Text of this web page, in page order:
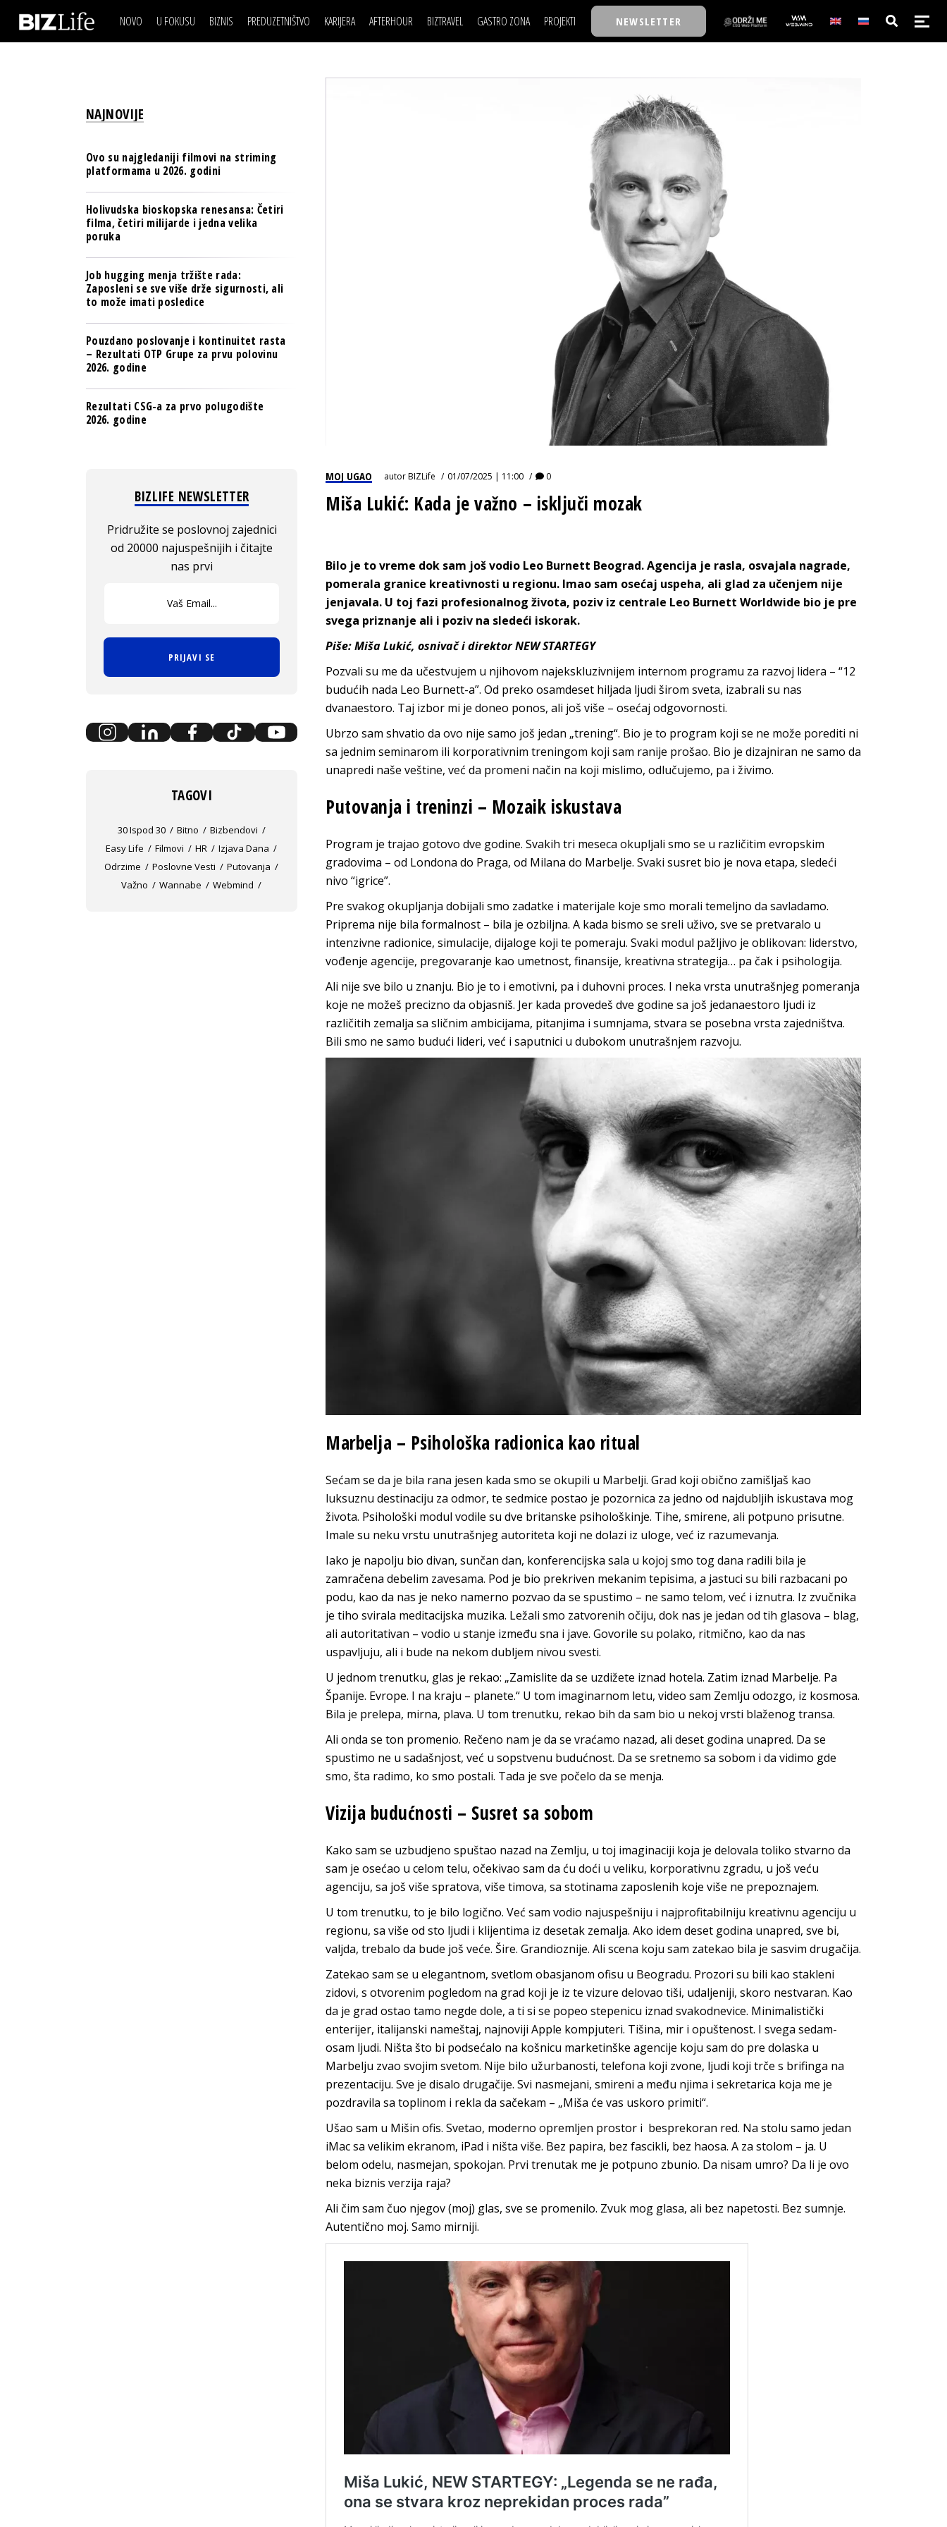
NOVO U FOKUSU BIZNIS
OSIGURANJE
TECH I AI
PULS REGIONA
NOVO NA RAFU
PREDUZETNIŠTVO KARIJERA AFTERHOUR BIZTRAVEL GASTRO ZONA PROJEKTI
30 ISPOD 30
BACK TO OFFICE/SCHOOL
BIZBENDOVI
BIZKOLEGIJUM
BMW BIZNIS LIGA
BIZLIFE WEEK
IZJAVA GODINE
NEWSLETTER
IZJAVA DANABIZNIS SCENA
BREND I KOMUNIKACIJE
OSIGURANJE
BIZNIS & SPORT
PULS REGIONA
POSAO
MOJ UGAO
FILM I SCENA
AUTO SVET
NAJKOLEGA
30 ISPOD 30
BACK TO OFFICE/SCHOOL
BIZBENDOVI
BIZKOLEGIJUM
BMW BIZNIS LIGA
BIZLIFE WEEK
IZJAVA GODINE
MOJ UGAO autorBIZLife 01/07/2025 | 11:00 0
Miša Lukić: Kada je važno – isključi mozak
Bilo je to vreme dok sam još vodio Leo Burnett Beograd. Agencija je rasla, osvajala nagrade,
pomerala granice kreativnosti u regionu. Imao sam osećaj uspeha, ali glad za učenjem nije
jenjavala. U toj fazi profesionalnog života, poziv iz centrale Leo Burnett Worldwide bio je pre
svega priznanje ali i poziv na sledeći iskorak.
Piše: Miša Lukić, osnivač i direktor NEW STARTEGY
Pozvali su me da učestvujem u njihovom najekskluzivnijem internom programu za razvoj lidera – “12
budućih nada Leo Burnett-a”. Od preko osamdeset hiljada ljudi širom sveta, izabrali su nas
dvanaestoro. Taj izbor mi je doneo ponos, ali još više – osećaj odgovornosti.
Ubrzo sam shvatio da ovo nije samo još jedan „trening“. Bio je to program koji se ne može porediti ni
sa jednim seminarom ili korporativnim treningom koji sam ranije prošao. Bio je dizajniran ne samo da
unapredi naše veštine, već da promeni način na koji mislimo, odlučujemo, pa i živimo.
Putovanja i treninzi – Mozaik iskustava
Program je trajao gotovo dve godine. Svakih tri meseca okupljali smo se u različitim evropskim
gradovima – od Londona do Praga, od Milana do Marbelje. Svaki susret bio je nova etapa, sledeći
nivo “igrice”.
Pre svakog okupljanja dobijali smo zadatke i materijale koje smo morali temeljno da savladamo.
Priprema nije bila formalnost – bila je ozbiljna. A kada bismo se sreli uživo, sve se pretvaralo u
intenzivne radionice, simulacije, dijaloge koji te pomeraju. Svaki modul pažljivo je oblikovan: liderstvo,
vođenje agencije, pregovaranje kao umetnost, finansije, kreativna strategija… pa čak i psihologija.
Ali nije sve bilo u znanju. Bio je to i emotivni, pa i duhovni proces. I neka vrsta unutrašnjeg pomeranja
koje ne možeš precizno da objasniš. Jer kada provedeš dve godine sa još jedanaestoro ljudi iz
različitih zemalja sa sličnim ambicijama, pitanjima i sumnjama, stvara se posebna vrsta zajedništva.
Bili smo ne samo budući lideri, već i saputnici u dubokom unutrašnjem razvoju.
Marbelja – Psihološka radionica kao ritual
Sećam se da je bila rana jesen kada smo se okupili u Marbelji. Grad koji obično zamišljaš kao
luksuznu destinaciju za odmor, te sedmice postao je pozornica za jedno od najdubljih iskustava mog
života. Psihološki modul vodile su dve britanske psihološkinje. Tihe, smirene, ali potpuno prisutne.
Imale su neku vrstu unutrašnjeg autoriteta koji ne dolazi iz uloge, već iz razumevanja.
Iako je napolju bio divan, sunčan dan, konferencijska sala u kojoj smo tog dana radili bila je
zamračena debelim zavesama. Pod je bio prekriven mekanim tepisima, a jastuci su bili razbacani po
podu, kao da nas je neko namerno pozvao da se spustimo – ne samo telom, već i iznutra. Iz zvučnika
je tiho svirala meditacijska muzika. Ležali smo zatvorenih očiju, dok nas je jedan od tih glasova – blag,
ali autoritativan – vodio u stanje između sna i jave. Govorile su polako, ritmično, kao da nas
uspavljuju, ali i bude na nekom dubljem nivou svesti.
U jednom trenutku, glas je rekao: „Zamislite da se uzdižete iznad hotela. Zatim iznad Marbelje. Pa
Španije. Evrope. I na kraju – planete.“ U tom imaginarnom letu, video sam Zemlju odozgo, iz kosmosa.
Bila je prelepa, mirna, plava. U tom trenutku, rekao bih da sam bio u nekoj vrsti blaženog transa.
Ali onda se ton promenio. Rečeno nam je da se vraćamo nazad, ali deset godina unapred. Da se
spustimo ne u sadašnjost, već u sopstvenu budućnost. Da se sretnemo sa sobom i da vidimo gde
smo, šta radimo, ko smo postali. Tada je sve počelo da se menja.
Vizija budućnosti – Susret sa sobom
Kako sam se uzbudjeno spuštao nazad na Zemlju, u toj imaginaciji koja je delovala toliko stvarno da
sam je osećao u celom telu, očekivao sam da ću doći u veliku, korporativnu zgradu, u još veću
agenciju, sa još više spratova, više timova, sa stotinama zaposlenih koje više ne prepoznajem.
U tom trenutku, to je bilo logično. Već sam vodio najuspešniju i najprofitabilniju kreativnu agenciju u
regionu, sa više od sto ljudi i klijentima iz desetak zemalja. Ako idem deset godina unapred, sve bi,
valjda, trebalo da bude još veće. Šire. Grandioznije. Ali scena koju sam zatekao bila je sasvim drugačija.
Zatekao sam se u elegantnom, svetlom obasjanom ofisu u Beogradu. Prozori su bili kao stakleni
zidovi, s otvorenim pogledom na grad koji je iz te vizure delovao tiši, udaljeniji, skoro nestvaran. Kao
da je grad ostao tamo negde dole, a ti si se popeo stepenicu iznad svakodnevice. Minimalistički
enterijer, italijanski nameštaj, najnoviji Apple kompjuteri. Tišina, mir i opuštenost. I svega sedam-
osam ljudi. Ništa što bi podsećalo na košnicu marketinške agencije koju sam do pre dolaska u
Marbelju zvao svojim svetom. Nije bilo užurbanosti, telefona koji zvone, ljudi koji trče s brifinga na
prezentaciju. Sve je disalo drugačije. Svi nasmejani, smireni a među njima i sekretarica koja me je
pozdravila sa toplinom i rekla da sačekam – „Miša će vas uskoro primiti“.
Ušao sam u Mišin ofis. Svetao, moderno opremljen prostor i besprekoran red. Na stolu samo jedan
iMac sa velikim ekranom, iPad i ništa više. Bez papira, bez fascikli, bez haosa. A za stolom – ja. U
belom odelu, nasmejan, spokojan. Prvi trenutak me je potpuno zbunio. Da nisam umro? Da li je ovo
neka biznis verzija raja?
Ali čim sam čuo njegov (moj) glas, sve se promenilo. Zvuk mog glasa, ali bez napetosti. Bez sumnje.
Autentično moj. Samo mirniji.
NAJNOVIJE
Ovo su najgledaniji filmovi na striming
platformama u 2026. godini
Holivudska bioskopska renesansa: Četiri
filma, četiri milijarde i jedna velika
poruka
Job hugging menja tržište rada:
Zaposleni se sve više drže sigurnosti, ali
to može imati posledice
Pouzdano poslovanje i kontinuitet rasta
– Rezultati OTP Grupe za prvu polovinu
2026. godine
Rezultati CSG-a za prvo polugodište
2026. godine
BIZLIFE NEWSLETTER
Pridružite se poslovnoj zajednici
od 20000 najuspešnijih i čitajte
nas prvi
PRIJAVI SE
TAGOVI
30 Ispod 30 Bitno
Bizbendovi
Easy Life
Filmovi HR
Izjava Dana
Odrzime
Poslovne Vesti
Putovanja
Važno
Wannabe Webmind